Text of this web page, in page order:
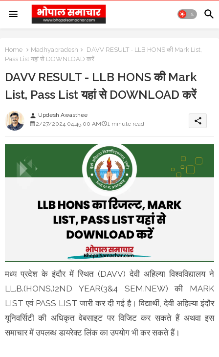
Home Madhyapradesh
DAVV RESULT - LLB HONS की Mark List,
Pass List यहां से DOWNLOAD करें
DAVV RESULT - LLB HONS की Mark
List, Pass List यहां से DOWNLOAD करें
person Updesh Awasthee
2/27/2024 04:45:00 AM
1 minute read share
मध्य प्रदेश के इंदौर में स्थित (DAVV) देवी अहिल्या विश्वविद्यालय ने
LL.B.(HONS.)2ND YEAR(3&4 SEM.NEW) की MARK
LIST एवं PASS LIST जारी कर दी गई है। विद्यार्थी, देवी अहिल्या इंदौर
यूनिवर्सिटी की अधिकृत वेबसाइट पर विजिट कर सकते हैं अथवा इस
समाचार में उपलब्ध डायरेक्ट लिंक का उपयोग भी कर सकते हैं।